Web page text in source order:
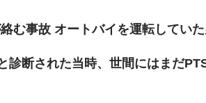
む事故 オートバイを運転してい
診断された当時、世間にはまだ